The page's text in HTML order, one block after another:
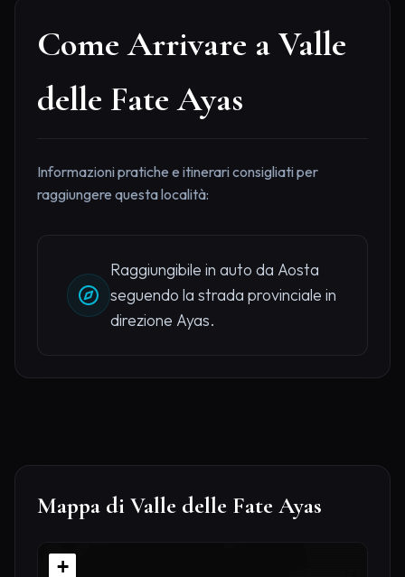
Come Arrivare a Valle
delle Fate Ayas
Informazioni pratiche e itinerari consigliati per
raggiungere questa località:
Raggiungibile in auto da Aosta
seguendo la strada provinciale in
direzione Ayas.
Mappa di Valle delle Fate Ayas
+